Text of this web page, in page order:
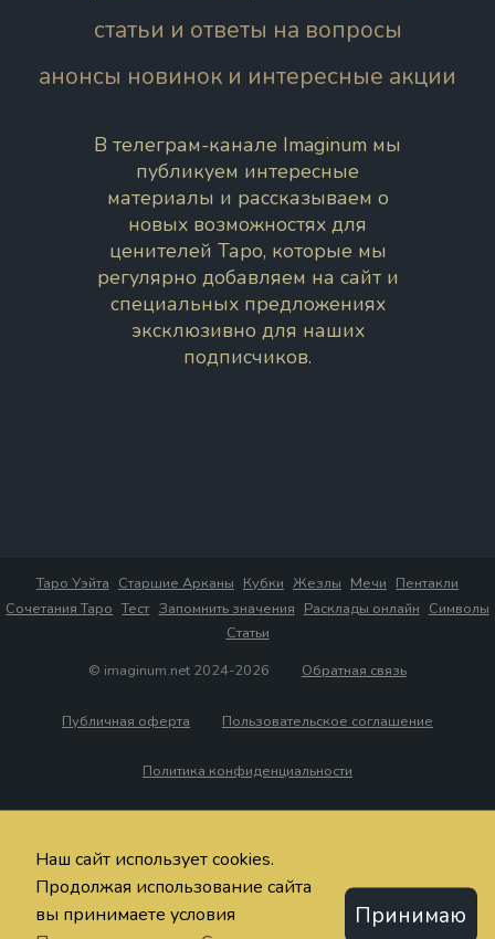
статьи и ответы на вопросы
анонсы новинок и интересные акции
В телеграм-канале Imaginum мы
публикуем интересные
материалы и рассказываем о
новых возможностях для
ценителей Таро, которые мы
регулярно добавляем на сайт и
специальных предложениях
эксклюзивно для наших
подписчиков.
Таро Уэйта Старшие Арканы Кубки Жезлы Мечи Пентакли
Сочетания Таро Тест Запомнить значения Расклады онлайн Символы
Статьи
© imaginum.net 2024-2026
Обратная связь
Публичная оферта Пользовательское соглашение
Политика конфиденциальности
Наш сайт использует cookies.
Продолжая использование сайта
вы принимаете условия
Принимаю